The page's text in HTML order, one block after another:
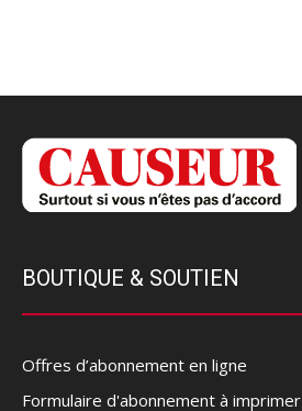
BOUTIQUE & SOUTIEN
Offres d’abonnement en ligne
Formulaire d'abonnement à imprimer